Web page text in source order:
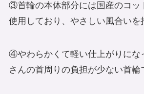
③首輪の本体部分には国産のコッ
使用しており、やさしい風合いを
④やわらかくて軽い仕上がりにな
さんの首周りの負担が少ない首輪